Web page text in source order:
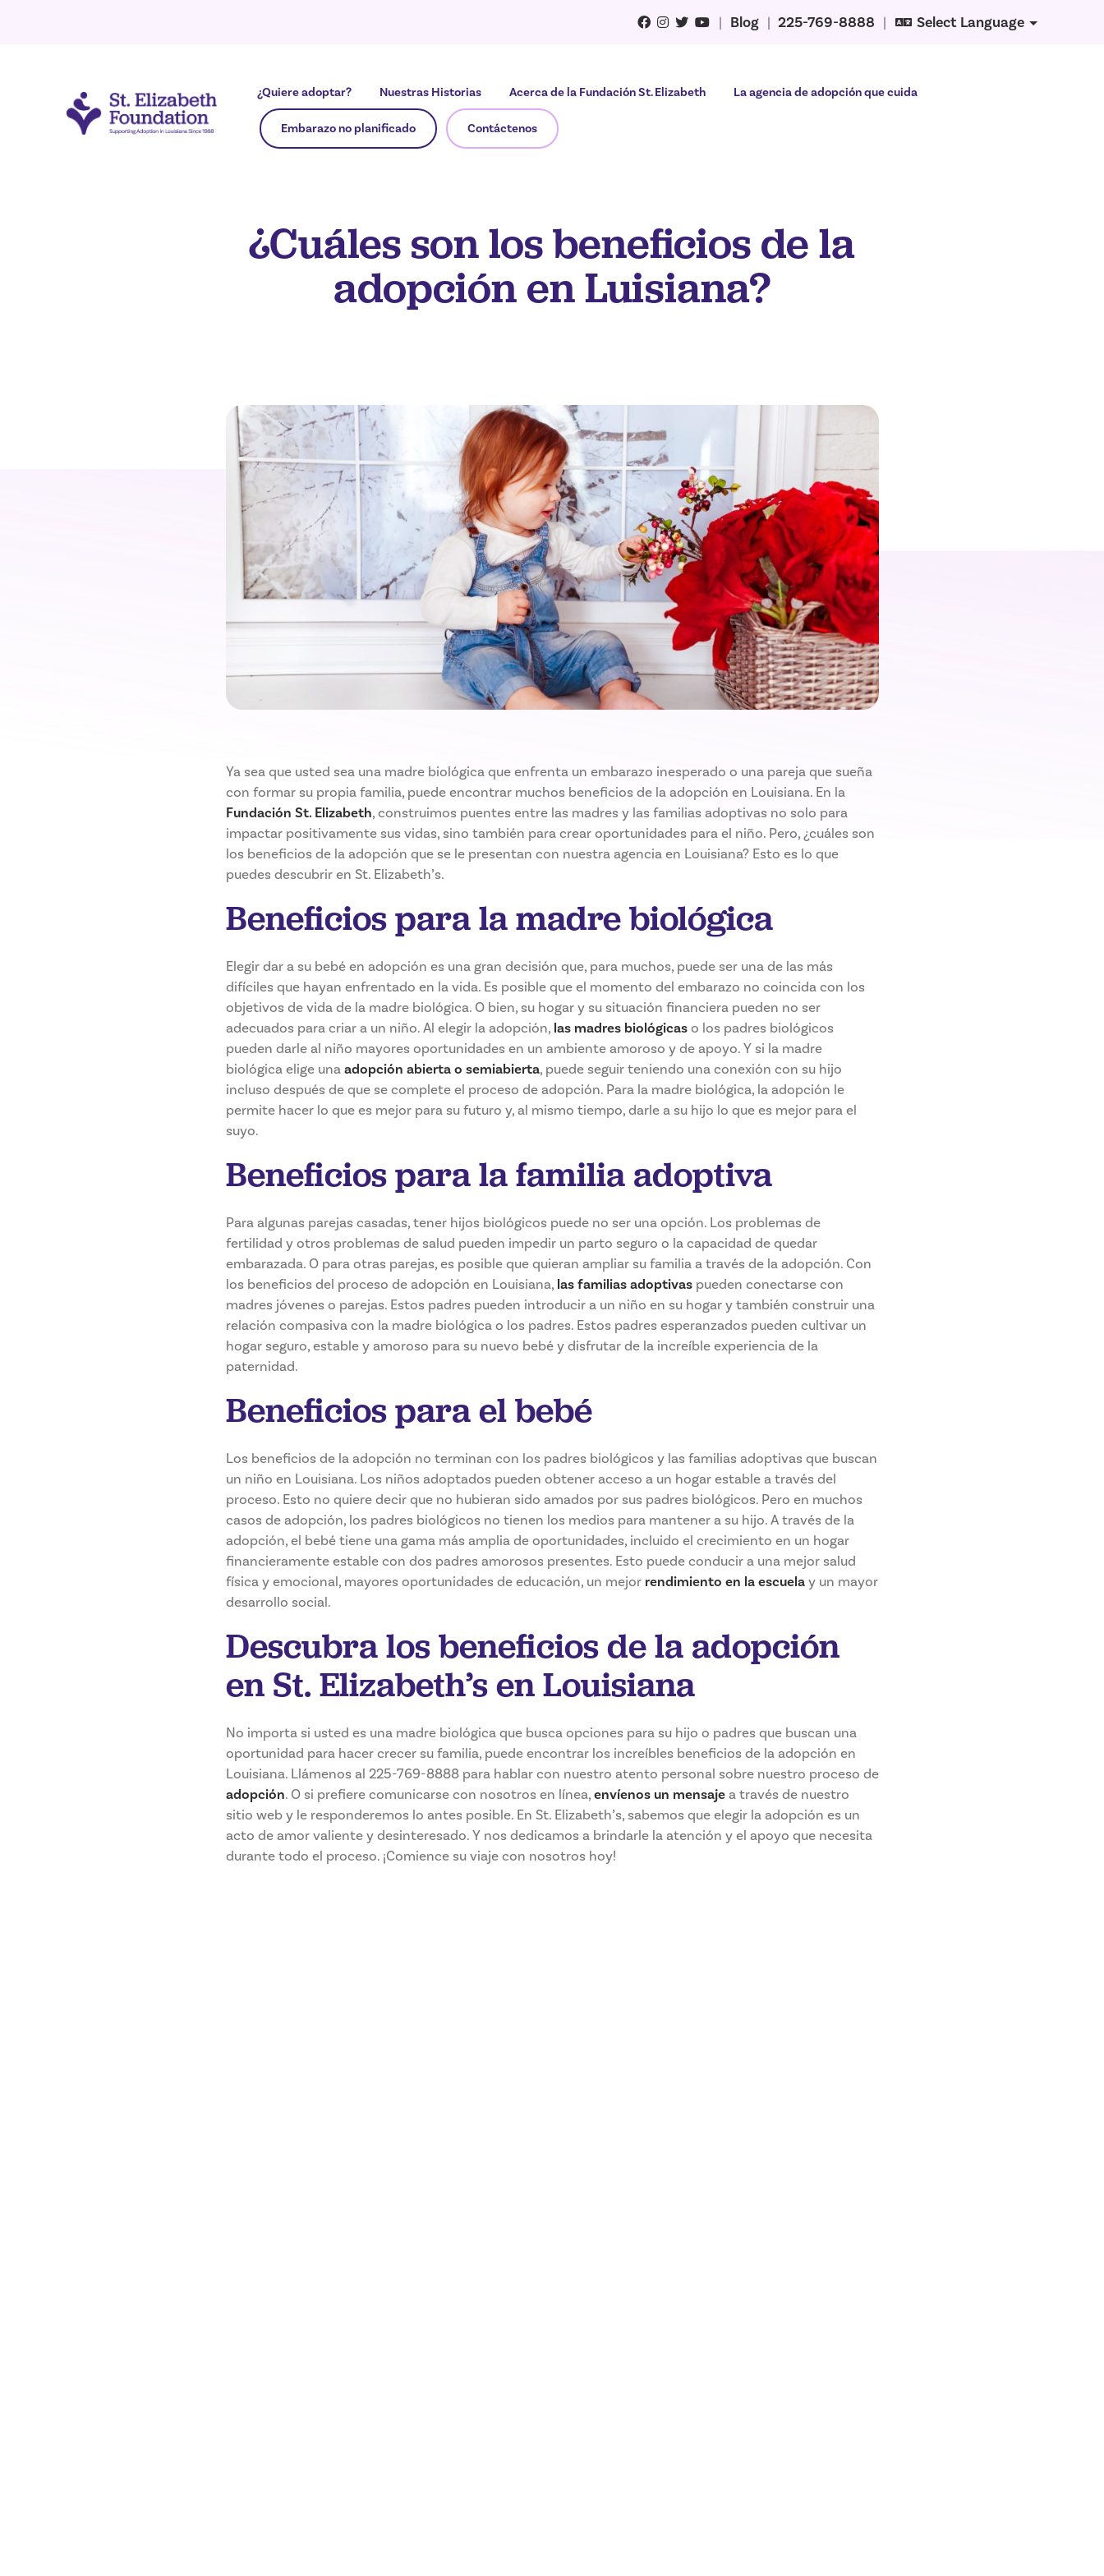
| Blog | 225-769-8888 | Select Language
¿Quiere adoptar? Nuestras Historias Acerca de la Fundación St. Elizabeth La agencia de adopción que cuida
Embarazo no planificado Contáctenos
¿Cuáles son los beneficios de la
adopción en Luisiana?
Ya sea que usted sea una madre biológica que enfrenta un embarazo inesperado o una pareja que sueña
con formar su propia familia, puede encontrar muchos beneficios de la adopción en Louisiana. En la
Fundación St. Elizabeth, construimos puentes entre las madres y las familias adoptivas no solo para
impactar positivamente sus vidas, sino también para crear oportunidades para el niño. Pero, ¿cuáles son
los beneficios de la adopción que se le presentan con nuestra agencia en Louisiana? Esto es lo que
puedes descubrir en St. Elizabeth’s.
Beneficios para la madre biológica
Elegir dar a su bebé en adopción es una gran decisión que, para muchos, puede ser una de las más
difíciles que hayan enfrentado en la vida. Es posible que el momento del embarazo no coincida con los
objetivos de vida de la madre biológica. O bien, su hogar y su situación financiera pueden no ser
adecuados para criar a un niño. Al elegir la adopción, las madres biológicaso los padres biológicos
pueden darle al niño mayores oportunidades en un ambiente amoroso y de apoyo. Y si la madre
biológica elige unaadopción abierta o semiabierta, puede seguir teniendo una conexión con su hijo
incluso después de que se complete el proceso de adopción. Para la madre biológica, la adopción le
permite hacer lo que es mejor para su futuro y, al mismo tiempo, darle a su hijo lo que es mejor para el
suyo.
Beneficios para la familia adoptiva
Para algunas parejas casadas, tener hijos biológicos puede no ser una opción. Los problemas de
fertilidad y otros problemas de salud pueden impedir un parto seguro o la capacidad de quedar
embarazada. O para otras parejas, es posible que quieran ampliar su familia a través de la adopción. Con
los beneficios del proceso de adopción en Louisiana, las familias adoptivaspueden conectarse con
madres jóvenes o parejas. Estos padres pueden introducir a un niño en su hogar y también construir una
relación compasiva con la madre biológica o los padres. Estos padres esperanzados pueden cultivar un
hogar seguro, estable y amoroso para su nuevo bebé y disfrutar de la increíble experiencia de la
paternidad.
Beneficios para el bebé
Los beneficios de la adopción no terminan con los padres biológicos y las familias adoptivas que buscan
un niño en Louisiana. Los niños adoptados pueden obtener acceso a un hogar estable a través del
proceso. Esto no quiere decir que no hubieran sido amados por sus padres biológicos. Pero en muchos
casos de adopción, los padres biológicos no tienen los medios para mantener a su hijo. A través de la
adopción, el bebé tiene una gama más amplia de oportunidades, incluido el crecimiento en un hogar
financieramente estable con dos padres amorosos presentes. Esto puede conducir a una mejor salud
física y emocional, mayores oportunidades de educación, un mejor rendimiento en la escuelay un mayor
desarrollo social.
Descubra los beneficios de la adopción
en St. Elizabeth’s en Louisiana
No importa si usted es una madre biológica que busca opciones para su hijo o padres que buscan una
oportunidad para hacer crecer su familia, puede encontrar los increíbles beneficios de la adopción en
Louisiana. Llámenos al 225-769-8888 para hablar con nuestro atento personal sobre nuestro proceso de
adopción. O si prefiere comunicarse con nosotros en línea,envíenos un mensajea través de nuestro
sitio web y le responderemos lo antes posible. En St. Elizabeth’s, sabemos que elegir la adopción es un
acto de amor valiente y desinteresado. Y nos dedicamos a brindarle la atención y el apoyo que necesita
durante todo el proceso. ¡Comience su viaje con nosotros hoy!